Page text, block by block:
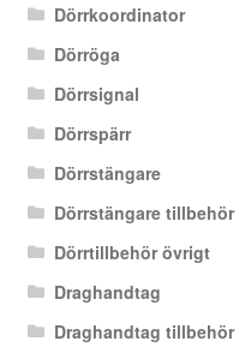
Dörrkoordinator
Dörröga
Dörrsignal
Dörrspärr
Dörrstängare
Dörrstängare tillbehör
Dörrtillbehör övrigt
Draghandtag
Draghandtag tillbehör